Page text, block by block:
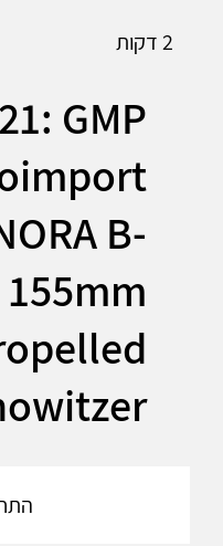
2 דקות
GMP
B-
155mm